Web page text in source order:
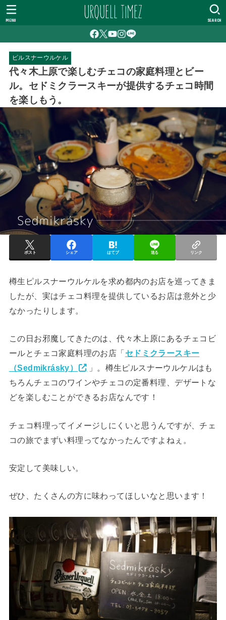
SEARCH
MENU
ピルスナーウルケル
代々木上原で楽しむチェコの家庭料理とビー
ル。セドミクラースキーが提供するチェコ時間
を楽しもう。
ポスト シェア はてブ 送る リンク
樽生ピルスナーウルケルを求め都内のお店を巡ってきま
したが、実はチェコ料理を提供しているお店は意外と少
なかったりします。
この日お邪魔してきたのは、代々木上原にあるチェコビ
ールとチェコ家庭料理のお店「セドミクラースキー
（Sedmikrásky）
」。樽生ピルスナーウルケルはも
ちろんチェコのワインやチェコの定番料理、デザートな
どを楽しむことができるお店なんです！
チェコ料理ってイメージしにくいと思うんですが、チェ
コの旅でまずい料理ってなかったんですよねぇ。
安定して美味しい。
ぜひ、たくさんの方に味わってほしいなと思います！